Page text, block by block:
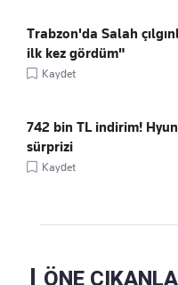
Trabzon'da Salah
ilk kez gördüm"
Kaydet
742 bin TL indirim!
sürprizi
Kaydet
ÖNE